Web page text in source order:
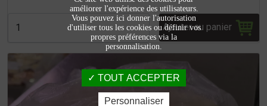
Ajouter au panier
améliorer l'expérience des utilisateurs.
Vous pouvez ici donner l'autorisation
d'utiliser tous les cookies ou définir vos
propres préférences via la
personnalisation.
TOUT ACCEPTER
Personnaliser